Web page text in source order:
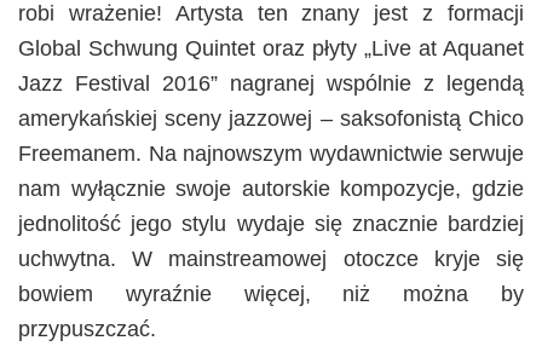
robi wrażenie! Artysta ten znany jest z formacji
Global Schwung Quintet oraz płyty „Live at Aquanet
Jazz Festival 2016” nagranej wspólnie z legendą
amerykańskiej sceny jazzowej – saksofonistą Chico
Freemanem. Na najnowszym wydawnictwie serwuje
nam wyłącznie swoje autorskie kompozycje, gdzie
jednolitość jego stylu wydaje się znacznie bardziej
uchwytna. W mainstreamowej otoczce kryje się
bowiem wyraźnie więcej, niż można by
przypuszczać.